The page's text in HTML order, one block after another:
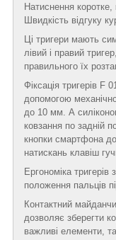
Натиснення
Швидкість відгуку
Ці тригери мають
лівий і правий
правильного їх
Фіксація тригерів F
допомогою
до 10 мм. А
ковзання по задній
кнопки смартфона
натискань клавіш
Ергономіка
положення пальців
Контактний
дозволяє зберегти
важливі елементи,